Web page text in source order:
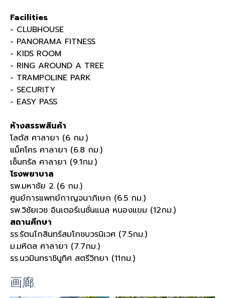
Facilities
- CLUBHOUSE
- PANORAMA FITNESS
- KIDS ROOM
- RING AROUND A TREE
- TRAMPOLINE PARK
- SECURITY
- EASY PASS
ห้างสรรพสินค้า
โลตัส ศาลายา (6 กม.)
แม็คโคร ศาลายา (6.8 กม.)
เซ็นทรัล ศาลายา (9.1กม.)
โรงพยาบาล
รพ.มหาชัย 2 (6 กม.)
ศูนย์การแพทย์กาญจนาภิเษก (6.5 กม.)
รพ.วิชัยเวช อินเตอร์เนชั่นแนล หนองแขม (12กม.)
สถานศึกษา
รร.รัตนโกสินทร์สมโภชบวรนิเวศ (7.5กม.)
ม.มหิดล ศาลายา (7.7กม.)
รร.นวมินทราชินูทิศ สตรีวิทยา (11กม.)
画廊